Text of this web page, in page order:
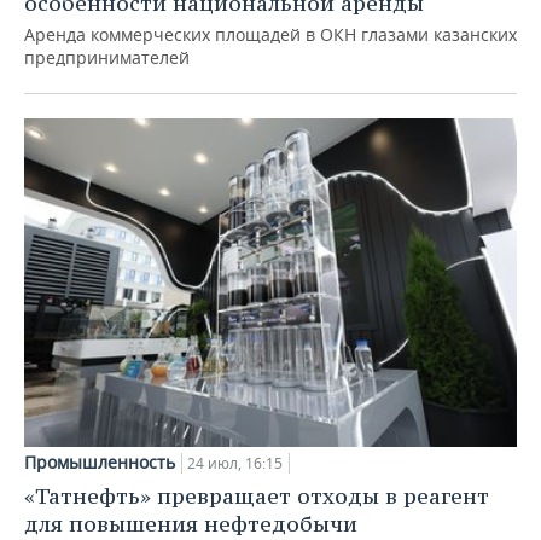
Аренда коммерческих площадей в ОКН глазами казанских
предпринимателей
Промышленность 24 июл, 16:15
«Татнефть» превращает отходы в реагент
для повышения нефтедобычи